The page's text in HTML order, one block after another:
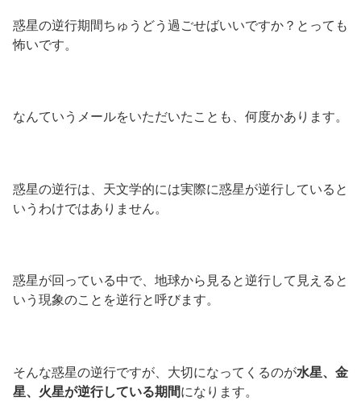
惑星の逆行期間ちゅうどう過ごせばいいですか？とっても
怖いです。
なんていうメールをいただいたことも、何度かあります。
惑星の逆行は、天文学的には実際に惑星が逆行していると
いうわけではありません。
惑星が回っている中で、地球から見ると逆行して見えると
いう現象のことを逆行と呼びます。
そんな惑星の逆行ですが、大切になってくるのが水星、金
星、火星が逆行している期間になります。